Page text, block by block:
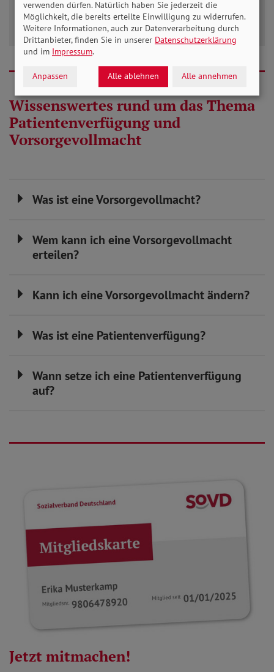
Email: info(at)sovd-rps.de
Wissenswertes rund um das Thema
Patientenverfügung und
Vorsorgevollmacht
Was ist eine Vorsorgevollmacht?
Wem kann ich eine Vorsorgevollmacht
erteilen?
Kann ich eine Vorsorgevollmacht ändern?
Was ist eine Patientenverfügung?
Wann setze ich eine Patientenverfügung
auf?
Jetzt mitmachen!
verwenden dürfen. Natürlich haben Sie jederzeit die
Möglichkeit, die bereits erteilte Einwilligung zu widerrufen.
Weitere Informationen, auch zur Datenverarbeitung durch
Drittanbieter, finden Sie in unserer Datenschutzerklärung
und im Impressum.
Anpassen Alle ablehnen Alle annehmen